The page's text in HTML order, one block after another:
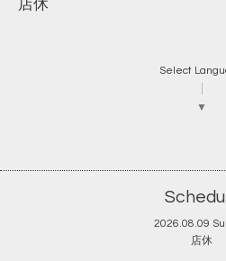
店休
Select
▼
2026.08.09
店休